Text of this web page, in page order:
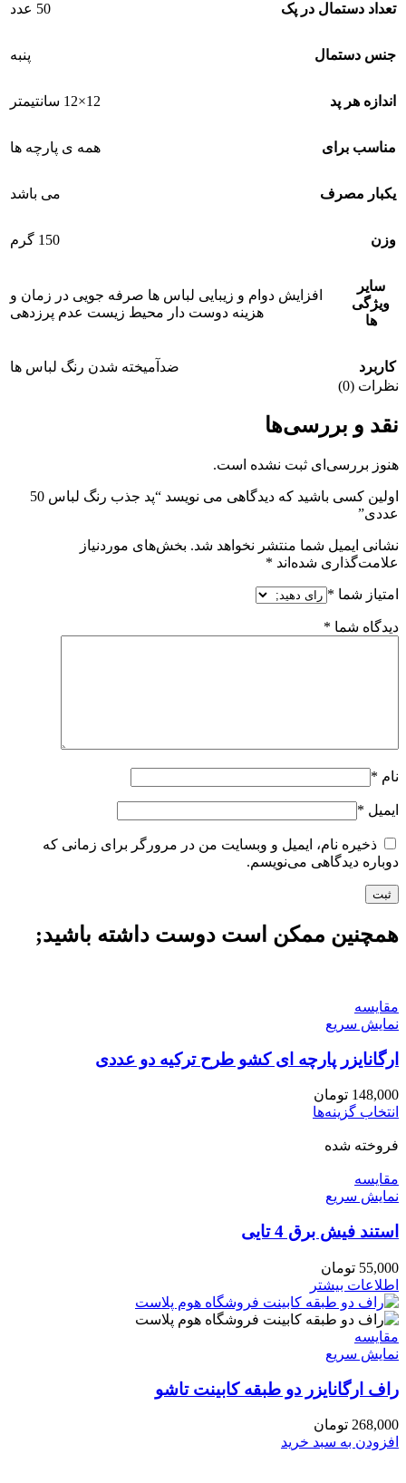
تعداد دستمال در پک 50 عدد
جنس دستمال پنبه
اندازه هر پد 12×12 سانتیمتر
مناسب برای همه ی پارچه ها
یکبار مصرف می باشد
وزن 150 گرم
سایر
ویژگی
ها
افزایش دوام و زیبایی لباس ها صرفه جویی در زمان و
هزینه دوست دار محیط زیست عدم پرزدهی
کاربرد
ضدآمیخته شدن رنگ لباس ها
نظرات (0)
نقد و بررسی‌ها
هنوز بررسی‌ای ثبت نشده است.
اولین کسی باشید که دیدگاهی می نویسد “پد جذب رنگ لباس 50
عددی”
نشانی ایمیل شما منتشر نخواهد شد. بخش‌های موردنیاز
علامت‌گذاری شده‌اند *
امتیاز شما *
دیدگاه شما *
نام *
ایمیل *
ذخیره نام، ایمیل و وبسایت من در مرورگر برای زمانی که
دوباره دیدگاهی می‌نویسم.
همچنین ممکن است دوست داشته باشید;
مقايسه
نمایش سریع
ارگانایزر پارچه ای کشو طرح ترکیه دو عددی
148,000 تومان
انتخاب گزینه‌ها
گزینه
در
صفحه
فروخته شده
مقايسه
نمایش سریع
استند فیش برق 4 تایی
55,000 تومان
اطلاعات بیشتر
مقايسه
نمایش سریع
راف ارگانایزر دو طبقه کابینت تاشو
268,000 تومان
افزودن به سبد خرید